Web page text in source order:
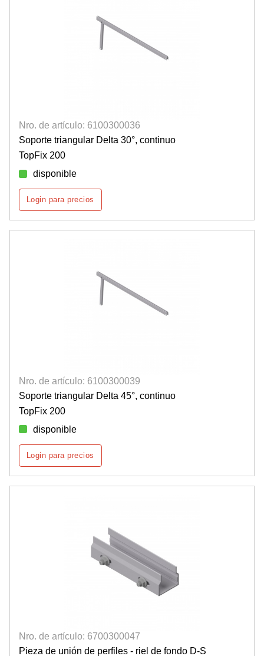
Nro. de artículo: 6100300036
Soporte triangular Delta 30°, continuo
TopFix 200
disponible
Login para precios
Nro. de artículo: 6100300039
Soporte triangular Delta 45°, continuo
TopFix 200
disponible
Login para precios
Nro. de artículo: 6700300047
Pieza de unión de perfiles - riel de fondo D-S